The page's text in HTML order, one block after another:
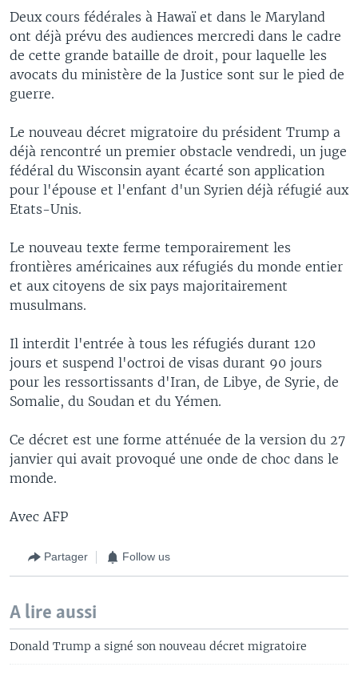
Deux cours fédérales à Hawaï et dans le Maryland
ont déjà prévu des audiences mercredi dans le cadre
de cette grande bataille de droit, pour laquelle les
avocats du ministère de la Justice sont sur le pied de
guerre.
Le nouveau décret migratoire du président Trump a
déjà rencontré un premier obstacle vendredi, un juge
fédéral du Wisconsin ayant écarté son application
pour l'épouse et l'enfant d'un Syrien déjà réfugié aux
Etats-Unis.
Le nouveau texte ferme temporairement les
frontières américaines aux réfugiés du monde entier
et aux citoyens de six pays majoritairement
musulmans.
Il interdit l'entrée à tous les réfugiés durant 120
jours et suspend l'octroi de visas durant 90 jours
pour les ressortissants d'Iran, de Libye, de Syrie, de
Somalie, du Soudan et du Yémen.
Ce décret est une forme atténuée de la version du 27
janvier qui avait provoqué une onde de choc dans le
monde.
Avec AFP
Partager Follow us
A lire aussi
Donald Trump a signé son nouveau décret migratoire